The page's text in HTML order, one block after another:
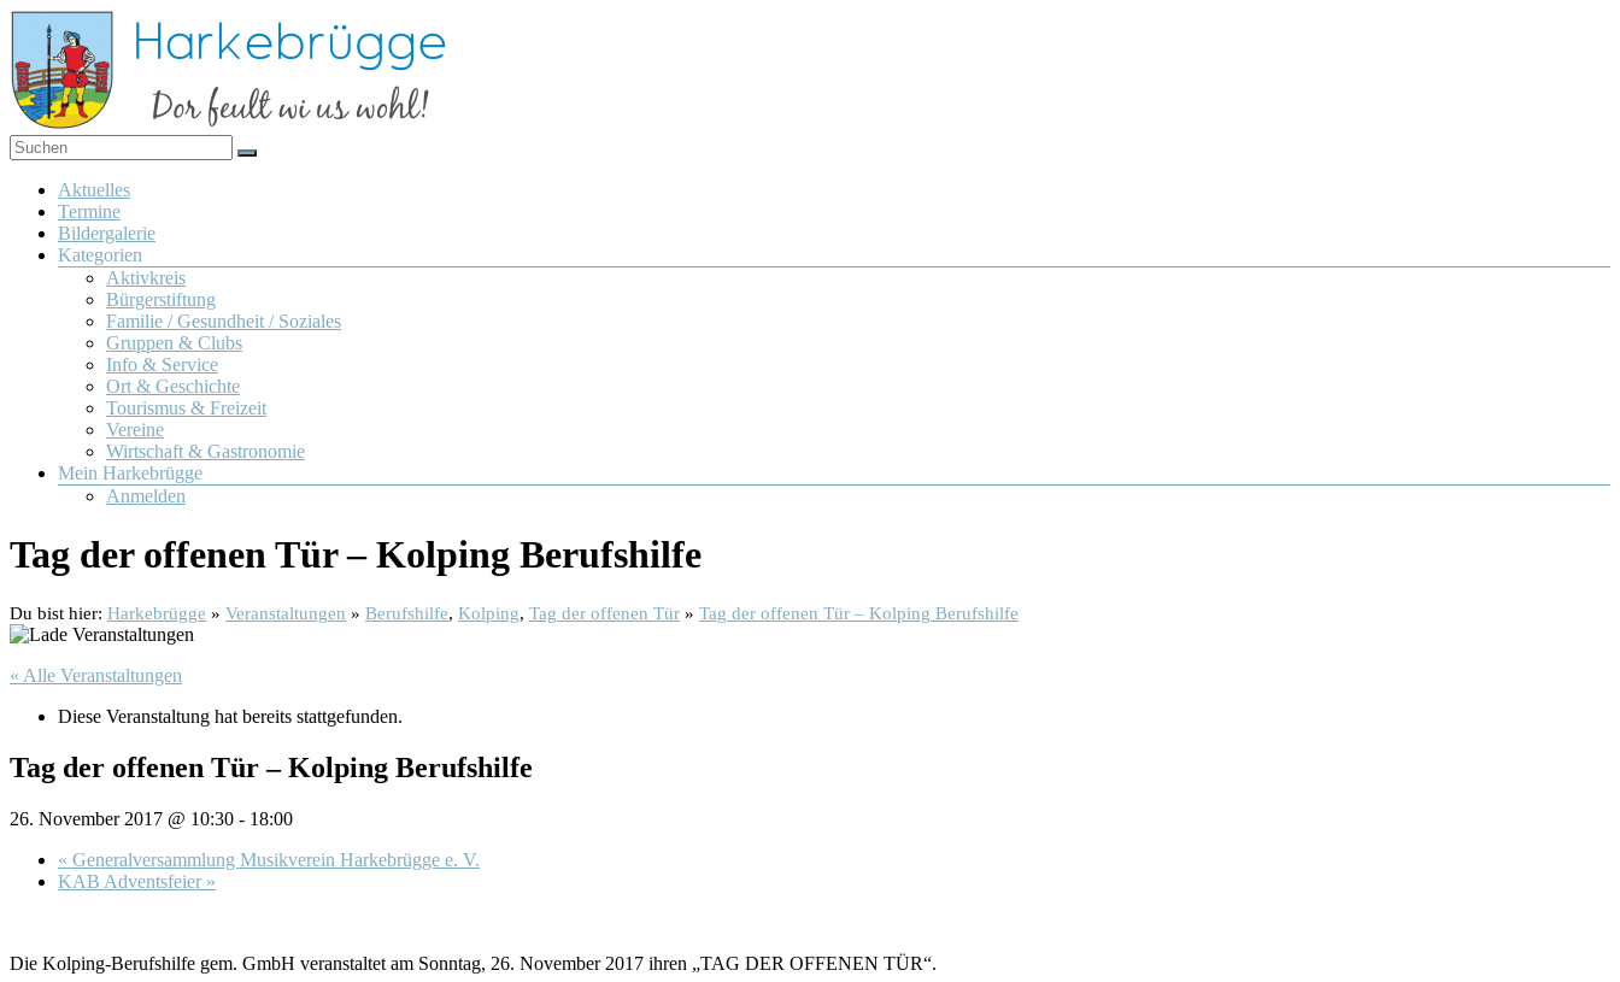
Zum
Inhalt
springen
Harkebrügge
Dor
feult
wi us
wohl!
Menü
Aktuelles
Termine
Bildergalerie
Kategorien
Aktivkreis
Bürgerstiftung
Familie / Gesundheit / Soziales
Gruppen & Clubs
Info & Service
Ort & Geschichte
Tourismus & Freizeit
Vereine
Wirtschaft & Gastronomie
Mein Harkebrügge
Anmelden
Tag der offenen Tür – Kolping Berufshilfe
Du bist hier: Harkebrügge » Veranstaltungen » Berufshilfe, Kolping, Tag der offenen Tür » Tag der offenen Tür – Kolping Berufshilfe
« Alle Veranstaltungen
Diese Veranstaltung hat bereits stattgefunden.
Tag der offenen Tür – Kolping Berufshilfe
26. November 2017 @ 10:30 - 18:00
« Generalversammlung Musikverein Harkebrügge e. V.
KAB Adventsfeier »
Die Kolping-Berufshilfe gem. GmbH veranstaltet am Sonntag, 26. November 2017 ihren „TAG DER OFFENEN TÜR“.